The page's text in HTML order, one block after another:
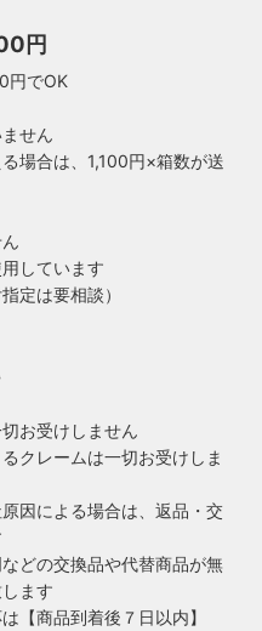
円
円でOK
せん
場合は、1,100円×箱数が送
しています
定は要相談）
お受けしません
クレームは一切お受けしま
因による場合は、返品・交
どの交換品や代替商品が無
ます
【商品到着後７日以内】